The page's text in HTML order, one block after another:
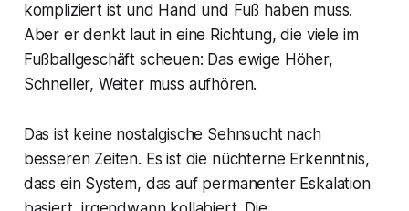
kompliziert ist und Hand und Fuß haben muss.
Aber er denkt laut in eine Richtung, die viele im
Fußballgeschäft scheuen: Das ewige Höher,
Schneller, Weiter muss aufhören.
Das ist keine nostalgische Sehnsucht nach
besseren Zeiten. Es ist die nüchterne Erkenntnis,
dass ein System, das auf permanenter Eskalation